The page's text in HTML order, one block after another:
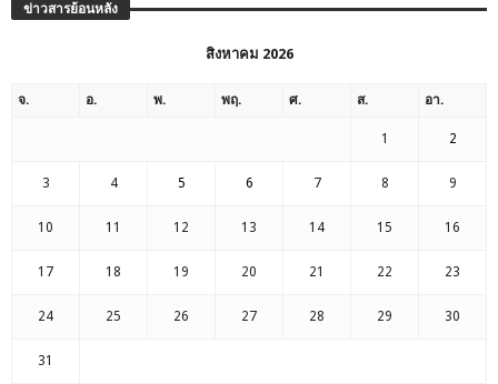
ข่าวสารย้อนหลัง
สิงหาคม 2026
จ. อ. พ. พฤ. ศ. ส. อา.
1 2
3 4 5 6 7 8 9
10 11 12 13 14 15 16
17 18 19 20 21 22 23
24 25 26 27 28 29 30
31